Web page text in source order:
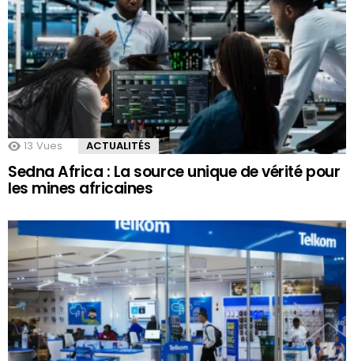
13 Vues ACTUALITÉS
Sedna Africa : La source unique de vérité pour
les mines africaines